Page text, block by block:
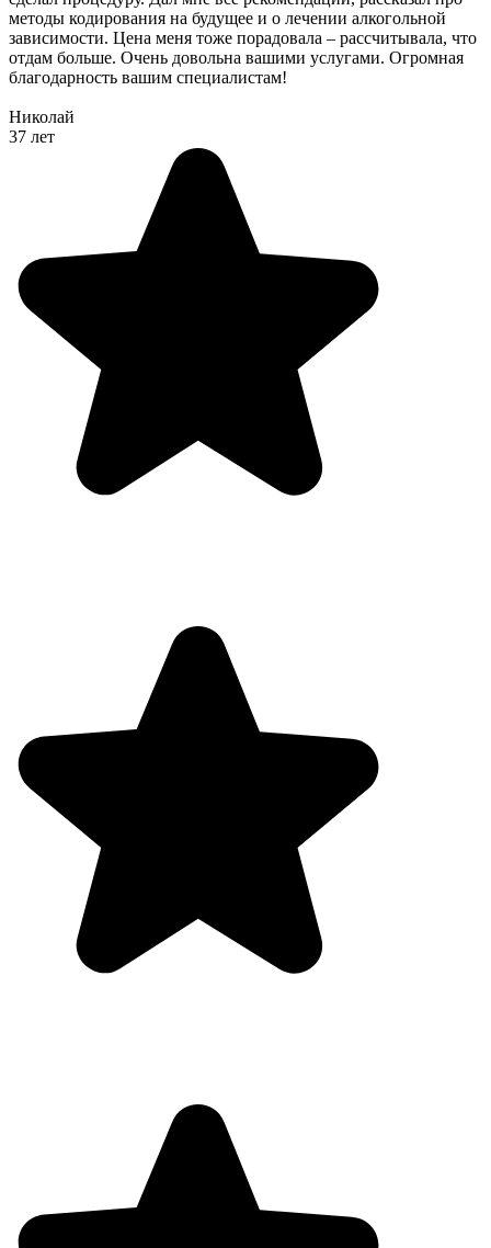
методы кодирования на будущее и о лечении алкогольной
зависимости. Цена меня тоже порадовала – рассчитывала, что
отдам больше. Очень довольна вашими услугами. Огромная
благодарность вашим специалистам!
Николай
37 лет